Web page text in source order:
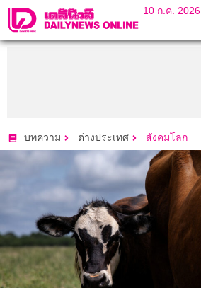
10 ก.ค. 2026
บทความ ต่างประเทศ สังคมโลก